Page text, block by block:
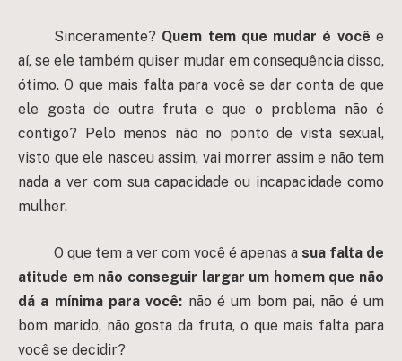
Sinceramente? Quem tem que mudar é você e
aí, se ele também quiser mudar em consequência disso,
ótimo. O que mais falta para você se dar conta de que
ele gosta de outra fruta e que o problema não é
contigo? Pelo menos não no ponto de vista sexual,
visto que ele nasceu assim, vai morrer assim e não tem
nada a ver com sua capacidade ou incapacidade como
mulher.
O que tem a ver com você é apenas a sua falta de
atitude em não conseguir largar um homem que não
dá a mínima para você: não é um bom pai, não é um
bom marido, não gosta da fruta, o que mais falta para
você se decidir?